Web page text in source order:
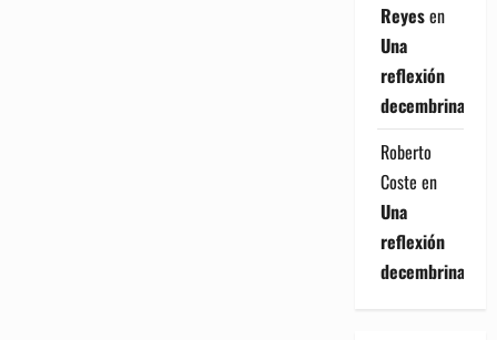
Reyesen
Una
reflexión
decembrina
Roberto
Coste en
Una
reflexión
decembrina